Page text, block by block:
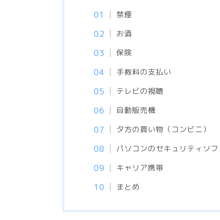
禁煙
お酒
保険
手数料の支払い
テレビの視聴
自動販売機
夕方の買い物（コンビニ）
パソコンのセキュリティソ
キャリア携帯
まとめ